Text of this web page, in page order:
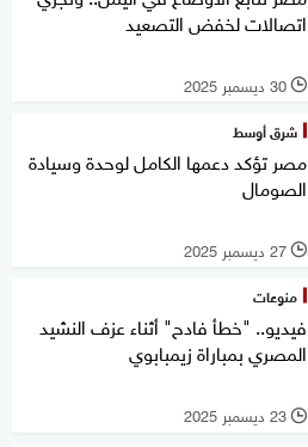
اتصالات لخفض التصعيد
l 30 ديسمبر 2025
شرق أوسط
مصر تؤكد دعمها الكامل لوحدة وسيادة
الصومال
l 27 ديسمبر 2025
منوعات
فيديو.. "خطأ فادح" أثناء عزف النشيد
المصري بمباراة زيمبابوي
l 23 ديسمبر 2025